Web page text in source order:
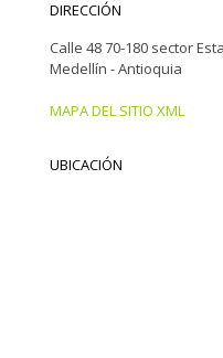
DIRECCIÓN
Calle 48 70-180 sector
Medellín - Antioquia
MAPA DEL SITIO XML
UBICACIÓN